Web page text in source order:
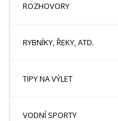
ROZHOVORY
RYBNÍKY, ŘEKY, ATD.
TIPY NA VÝLET
VODNÍ SPORTY